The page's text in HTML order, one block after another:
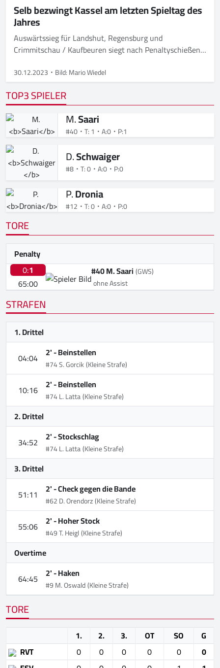
Selb bezwingt Kassel am letzten Spieltag des
Jahres
Auswärtssieg für Landshut, Regensburg und
Crimmitschau / Kaufbeuren siegt nach Penaltyschießen /
30.12.2023 Bild: Mario Wiedel
TOP3 SPIELER
M.Saari
#40 T: 1 A:0 P:1
D.Schwaiger
#8 T: 0 A:0 P:0
P.Dronia
#12 T: 0 A:0 P:0
TORE
Penalty
0:1
65:00
#40 M. Saari(GWS)
ohne Assist
STRAFEN
1. Drittel
04:04 2' -Beinstellen
#74 S. Gorcik(Kleine Strafe)
10:16 2' -Beinstellen
#74 L. Latta(Kleine Strafe)
2. Drittel
34:52 2' -Stockschlag
#74 L. Latta(Kleine Strafe)
3. Drittel
51:11
2' -Check gegen die Bande
#62 D. Orendorz(Kleine Strafe)
55:06 2' -Hoher Stock
#49 T. Heigl(Kleine Strafe)
Overtime
64:45 2' -Haken
#9 M. Oswald(Kleine Strafe)
TORE
1. 2. 3. OT SO
G
RVT
0 0 0 0 0
0